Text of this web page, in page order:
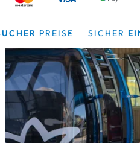
PREISE SICHER